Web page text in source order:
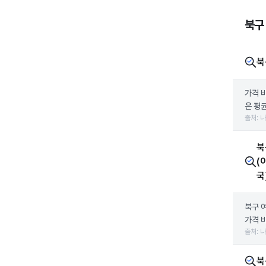
북구
가격
은 평
출처:
(
북구
가격
출처: